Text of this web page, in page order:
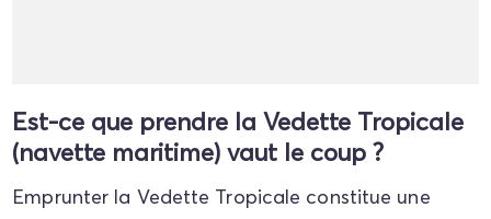
Est-ce que prendre la Vedette Tropicale
(navette maritime) vaut le coup ?
Emprunter la Vedette Tropicale constitue une